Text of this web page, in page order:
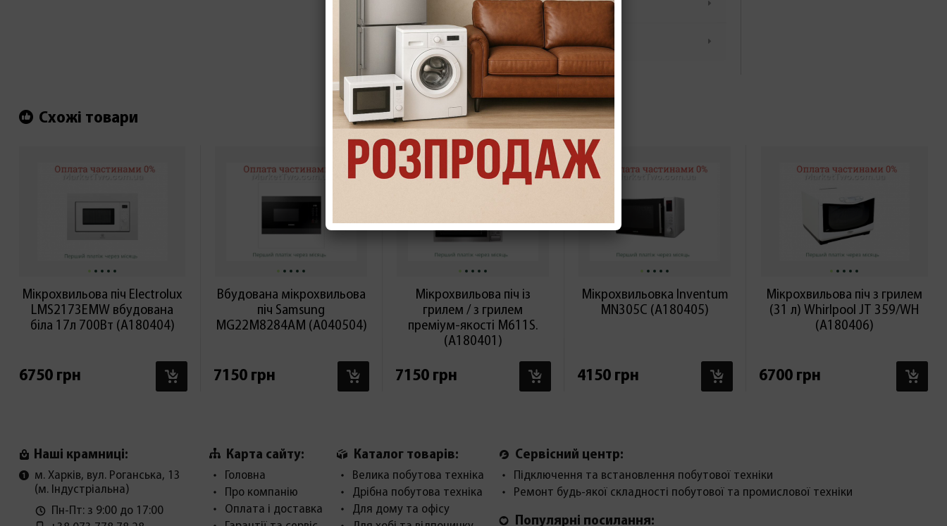
Інформація/демонстрація
Схожі товари
Мікрохвильова піч Electrolux
LMS2173EMW вбудована
біла 17л 700Вт (А180404)
6750 грн
В КОШИК
Вбудована мікрохвильова
піч Samsung
MG22M8284AM (А040504)
7150 грн
В КОШИК
Мікрохвильова піч із
грилем / з грилем
преміум-якості M611S.
(А180401)
7150 грн
В КОШИК
Мікрохвильовка Inventum
MN305C (А180405)
4150 грн
В КОШИК
Мікрохвильова піч з грилем
(31 л) Whirlpool JT 359/WH
(А180406)
6700 грн
Наші крамниці:
м. Харків, вул. Роганська, 13
(м. Індустріальна)
Пн-Пт: з 9:00 до 17:00
Карта сайту:
Головна
Про компанію
Оплата і доставка
Каталог товарів:
Велика побутова техніка
Дрібна побутова техніка
Для дому та офісу
Сервісний центр:
Підключення та встановлення побутової техніки
Ремонт будь-якої складності побутової та промислової техніки
Популярні посилання: